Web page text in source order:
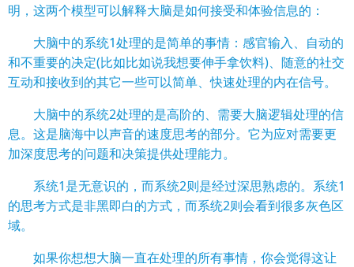
明，这两个模型可以解释大脑是如何接受和体验信息的：
大脑中的系统1处理的是简单的事情：感官输入、自动的
和不重要的决定(比如比如说我想要伸手拿饮料)、随意的社交
互动和接收到的其它一些可以简单、快速处理的内在信号。
大脑中的系统2处理的是高阶的、需要大脑逻辑处理的信
息。这是脑海中以声音的速度思考的部分。它为应对需要更
加深度思考的问题和决策提供处理能力。
系统1是无意识的，而系统2则是经过深思熟虑的。系统1
的思考方式是非黑即白的方式，而系统2则会看到很多灰色区
域。
如果你想想大脑一直在处理的所有事情，你会觉得这让